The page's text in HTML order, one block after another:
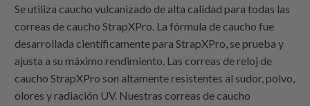
Se utiliza caucho vulcanizado de alta calidad para todas las
correas de caucho StrapXPro. La fórmula de caucho fue
desarrollada científicamente para StrapXPro, se prueba y
ajusta a su máximo rendimiento. Las correas de reloj de
caucho StrapXPro son altamente resistentes al sudor, polvo,
olores y radiación UV. Nuestras correas de caucho